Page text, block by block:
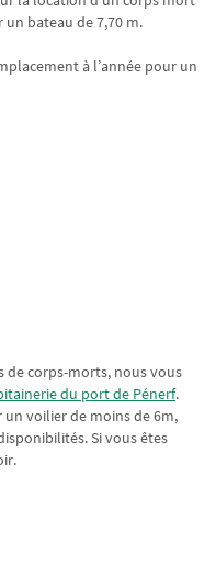
bateau de 7,70 m.
à l’année pour un
de corps-morts, nous vous
du port de Pénerf.
un voilier de moins de 6m,
Si vous êtes